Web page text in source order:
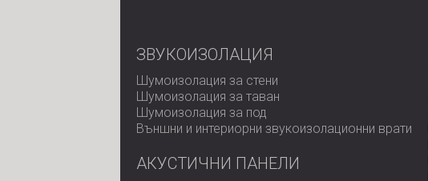
ЗВУКОИЗОЛАЦИЯ
Шумоизолация за стени
Шумоизолация за таван
Шумоизолация за под
Външни и интериорни звукоизолационни врати
АКУСТИЧНИ ПАНЕЛИ